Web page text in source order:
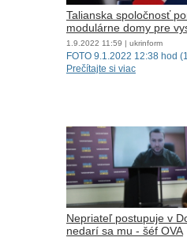
Talianska spoločnosť
modulárne domy pre
1.9.2022 11:59 | ukrinform
FOTO 9.1.2022 12:38 hod
Prečítajte si viac
Nepriateľ postupuje v
nedarí sa mu - šéf OVA